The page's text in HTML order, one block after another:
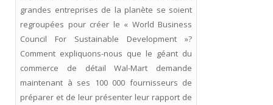
grandes entreprises de la planète se soient
regroupées pour créer le « World Business
Council For Sustainable Development »?
Comment expliquons-nous que le géant du
commerce de détail Wal-Mart demande
maintenant à ses 100 000 fournisseurs de
préparer et de leur présenter leur rapport de